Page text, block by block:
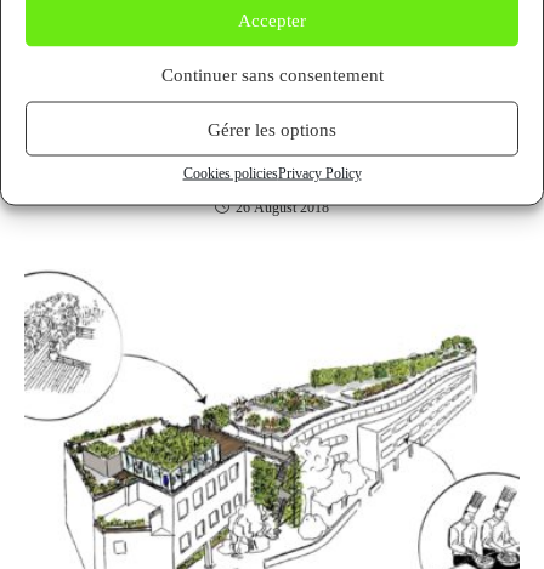
Accepter
Continuer sans consentement
Gérer les options
Cookies policiesPrivacy Policy
How to make a success of an improbable
marriage?
26 August 2018